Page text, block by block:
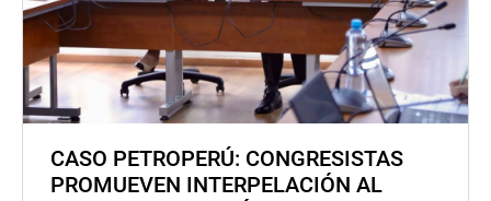
CASO PETROPERÚ: CONGRESISTAS
PROMUEVEN INTERPELACIÓN AL